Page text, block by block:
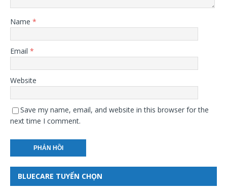
Name *
Email *
Website
Save my name, email, and website in this browser for the
next time I comment.
BLUECARE TUYỂN CHỌN